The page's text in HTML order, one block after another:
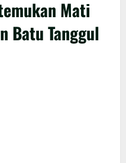
Mati
Batu Tanggul